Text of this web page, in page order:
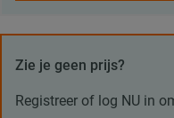
Zie je geen prijs?
Registreer of log NU in